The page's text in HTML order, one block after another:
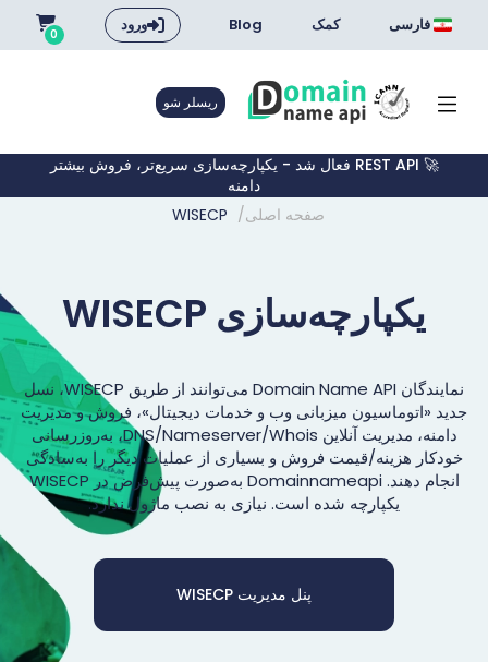
فارسی کمک Blog ورود 0
ریسلر شو
🚀 REST API فعال شد - یکپارچه‌سازی سریع‌تر، فروش بیشتر
دامنه
صفحه اصلی
WISECP
یکپارچه‌سازی WISECP
نمایندگان Domain Name API می‌توانند از طریق WISECP، نسل
جدید «اتوماسیون میزبانی وب و خدمات دیجیتال»، فروش و مدیریت
دامنه، مدیریت آنلاین DNS/nameserver/whois، به‌روزرسانی
خودکار هزینه/قیمت فروش و بسیاری از عملیات دیگر را به‌سادگی
انجام دهند. Domainnameapi به‌صورت پیش‌فرض در WISECP
یکپارچه شده است. نیازی به نصب ماژول ندارد.
پنل مدیریت WISECP